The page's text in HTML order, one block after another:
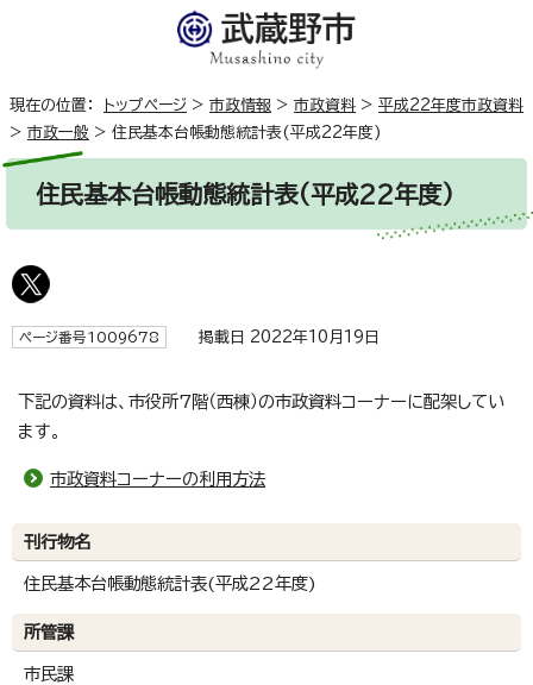
現在の位置： トップページ > 市政情報 > 市政資料 > 平成22年度市政資料
> 市政一般 > 住民基本台帳動態統計表(平成22年度)
住民基本台帳動態統計表(平成22年度)
ページ番号1009678 掲載日 2022年10月19日
下記の資料は、市役所7階（西棟）の市政資料コーナーに配架してい
ます。
市政資料コーナーの利用方法
刊行物名
住民基本台帳動態統計表(平成22年度)
所管課
市民課